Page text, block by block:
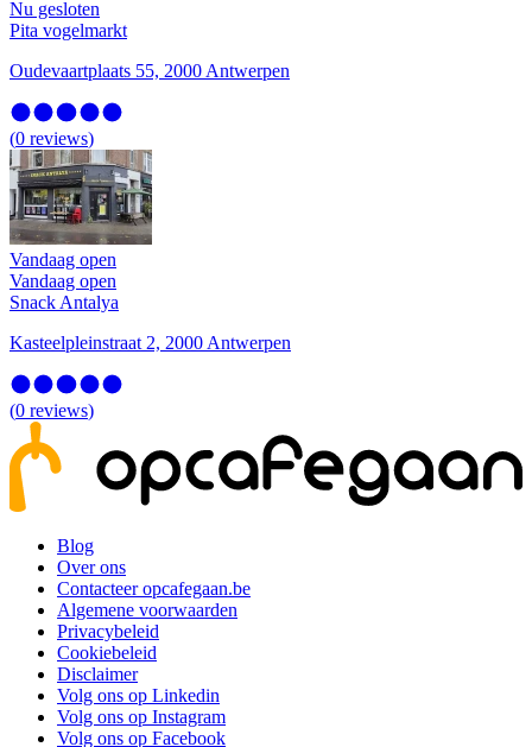
Nu gesloten
Pita vogelmarkt
Oudevaartplaats 55, 2000 Antwerpen
(0 reviews)
Vandaag open
Vandaag open
Snack Antalya
Kasteelpleinstraat 2, 2000 Antwerpen
(0 reviews)
Blog
Over ons
Contacteer opcafegaan.be
Algemene voorwaarden
Privacybeleid
Cookiebeleid
Disclaimer
Volg ons op Linkedin
Volg ons op Instagram
Volg ons op Facebook